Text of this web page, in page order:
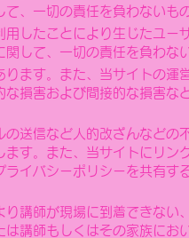
、一切の責任を負わないも
用したことにより生じたユー
して、一切の責任を負わな
ます。また、当サイトの運
損害および間接的な損害な
送信など人的改ざんなどの
す。また、当サイトにリン
イバシーポリシーを共有す
講師が現場に到着できない
講師もしくはその家族にお